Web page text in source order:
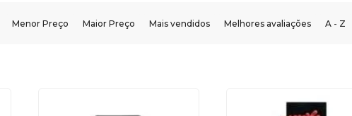
Menor Preço Maior Preço Mais vendidos Melhores avaliações A - Z